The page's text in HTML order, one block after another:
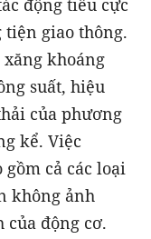
tiện giao thông.
khoáng
suất, hiệu
của phương
kể. Việc
gồm cả các loại
không ảnh
động cơ.